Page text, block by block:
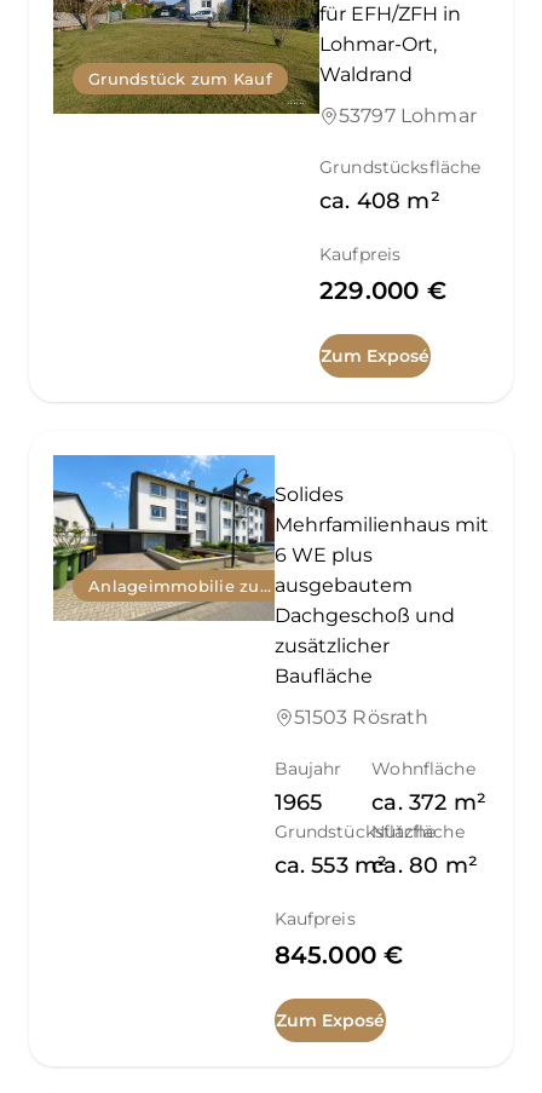
Grundstück zum Kauf
für EFH/ZFH in
Lohmar-Ort,
Waldrand
53797 Lohmar
Grundstücksfläche
ca. 408 m²
Kaufpreis
229.000 €
Zum Exposé
Anlageimmobilie zum Kauf
Solides
Mehrfamilienhaus mit
6 WE plus
ausgebautem
Dachgeschoß und
zusätzlicher
Baufläche
51503 Rösrath
Baujahr
1965
Wohnfläche
ca. 372 m²
Grundstücksfläche
ca. 553 m²
Nutzfläche
ca. 80 m²
Kaufpreis
845.000 €
Zum Exposé